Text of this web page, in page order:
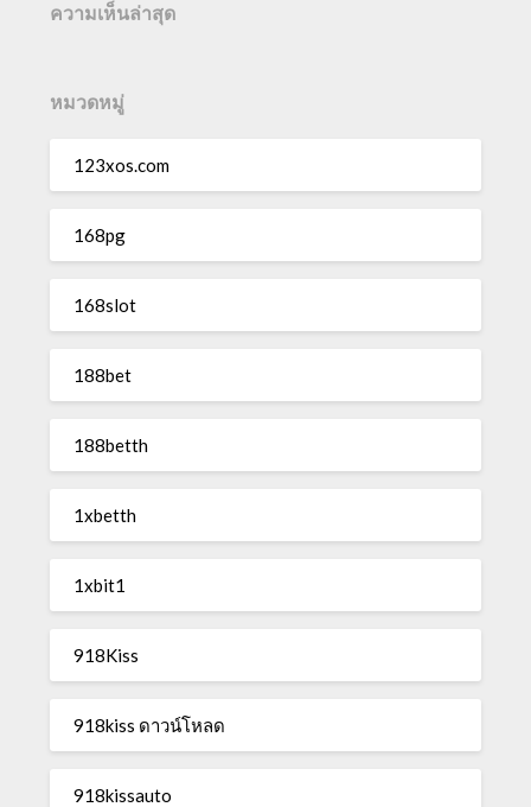
ความเห็นล่าสุด
หมวดหมู่
123xos.com
168pg
168slot
188bet
188betth
1xbetth
1xbit1
918Kiss
918kiss ดาวน์โหลด
918kissauto